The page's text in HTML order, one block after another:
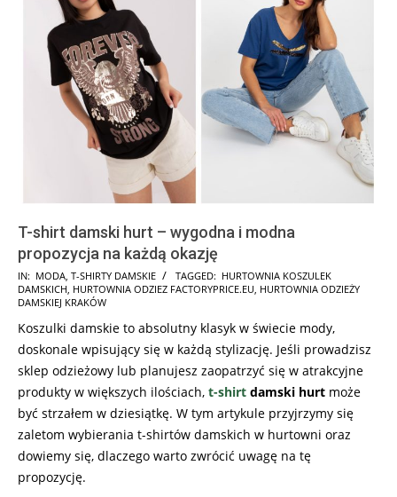
T-shirt damski hurt – wygodna i modna
propozycja na każdą okazję
2023-
08-
IN: MODA, T-SHIRTY DAMSKIE TAGGED: HURTOWNIA KOSZULEK
DAMSKICH, HURTOWNIA ODZIEZ FACTORYPRICE.EU, HURTOWNIA ODZIEŻY
DAMSKIEJ KRAKÓW
Koszulki damskie to absolutny klasyk w świecie mody,
doskonale wpisujący się w każdą stylizację. Jeśli prowadzisz
sklep odzieżowy lub planujesz zaopatrzyć się w atrakcyjne
produkty w większych ilościach, t-shirt damski hurt może
być strzałem w dziesiątkę. W tym artykule przyjrzymy się
zaletom wybierania t-shirtów damskich w hurtowni oraz
dowiemy się, dlaczego warto zwrócić uwagę na tę
propozycję.